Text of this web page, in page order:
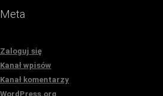
Meta
Zaloguj się
Kanał wpisów
Kanał komentarzy
WordPress.org